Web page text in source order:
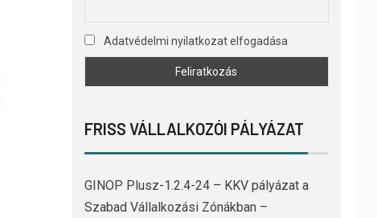
Adatvédelmi nyilatkozat elfogadása
FRISS VÁLLALKOZÓI PÁLYÁZAT
GINOP Plusz-1.2.4-24 – KKV pályázat a
Szabad Vállalkozási Zónákban –